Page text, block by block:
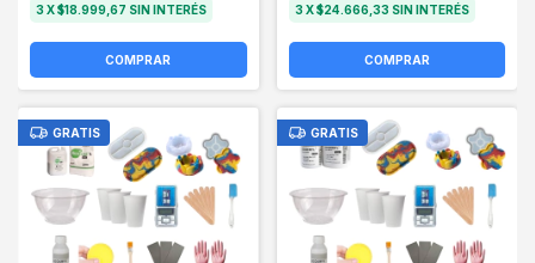
3X$18.999,67 SIN INTERÉS
COMPRAR
3 X$24.666,33 SIN INTERÉS
COMPRAR
GRATIS GRATIS